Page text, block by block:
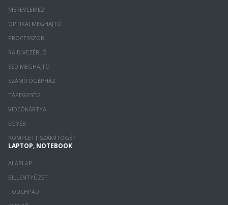
MEREVLEMEZ
OPTIKAI MEGHAJTÓ
PROCESSZOR
RAID VEZÉRLŐ
SSD MEGHAJTÓ
SZÁMÍTÓGÉPHÁZ
TÁPEGYSÉG
VIDEÓKÁRTYA
EGYÉB
KOMPLETT SZÁMÍTÓGÉP
LAPTOP, NOTEBOOK
ALAPLAP
BILLENTYŰZET
TOUCHPAD